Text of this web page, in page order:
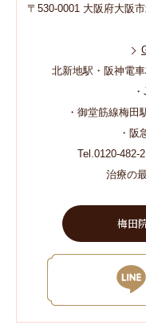
〒530-0001 大阪府大阪
北新地駅・阪神電
・御堂筋線梅田
・阪
Tel.0120-482-
治療の
梅田